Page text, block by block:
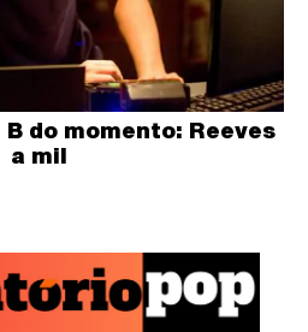
B do momento: Reeves
a mil